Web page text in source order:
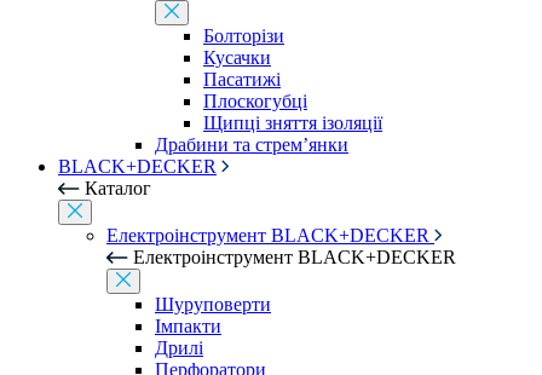
Болторізи
Кусачки
Пасатижі
Плоскогубці
Щипці зняття ізоляції
Драбини та стрем’янки
BLACK+DECKER
Каталог
Електроінструмент BLACK+DECKER
Електроінструмент BLACK+DECKER
Шуруповерти
Імпакти
Дрилі
Перфоратори